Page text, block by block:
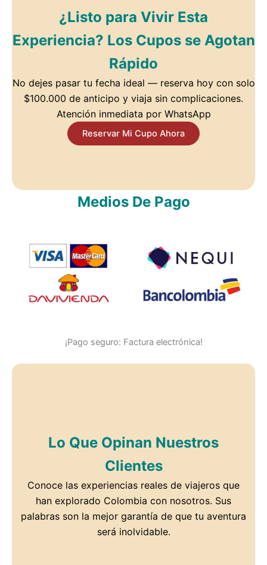
¿Listo para Vivir Esta
Experiencia? Los Cupos se Agotan
Rápido
No dejes pasar tu fecha ideal — reserva hoy con solo
$100.000 de anticipo y viaja sin complicaciones.
Atención inmediata por WhatsApp
Reservar Mi Cupo Ahora
Medios De Pago
¡Pago seguro: Factura electrónica!
Lo Que Opinan Nuestros
Clientes
Conoce las experiencias reales de viajeros que
han explorado Colombia con nosotros. Sus
palabras son la mejor garantía de que tu aventura
será inolvidable.